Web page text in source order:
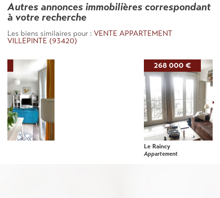
autres annonces immobilières correspondant
à votre recherche
Les biens similaires pour : VENTE APPARTEMENT
VILLEPINTE (93420)